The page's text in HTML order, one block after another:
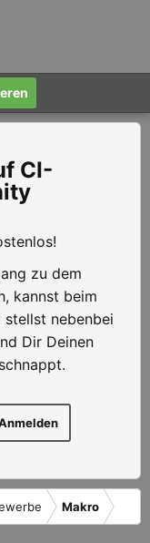
CI-
zu dem
kannst beim
nebenbei
Dir Deinen
Makro